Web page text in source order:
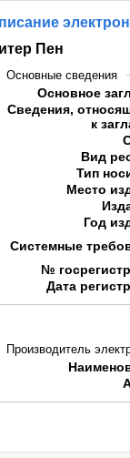
Пен
Основные сведения
Основное
Сведения,
к
Вид
Тип
Место
Год
Системные
№
Дата
Производитель